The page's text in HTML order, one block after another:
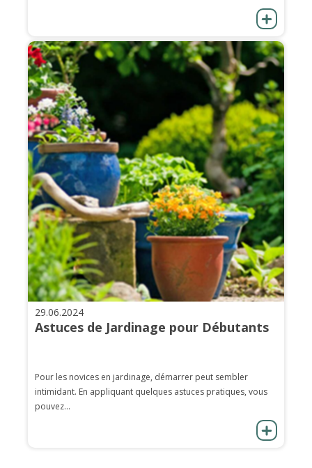
29.06.2024
Astuces de Jardinage pour Débutants
Pour les novices en jardinage, démarrer peut sembler
intimidant. En appliquant quelques astuces pratiques, vous
pouvez...